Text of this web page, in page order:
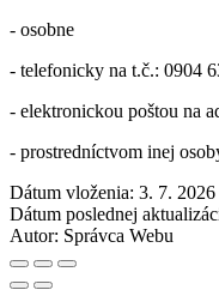
- osobne
- telefonicky na t.č.: 0904
- elektronickou poštou na
- prostredníctvom inej
Dátum vloženia: 3. 7.
Dátum poslednej
Autor: Správca Webu